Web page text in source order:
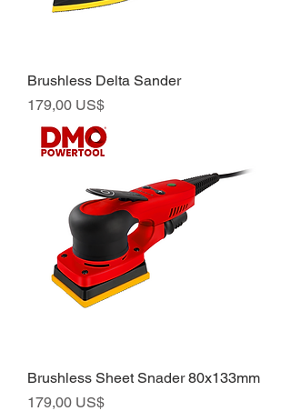
Brushless Delta Sander
Preço
179,00 US$
Brushless Sheet Snader 80x133mm
Preço
179,00 US$